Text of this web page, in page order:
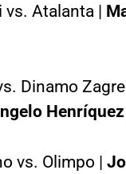
vs. Atalanta |
Dinamo
vs. Olimpo |